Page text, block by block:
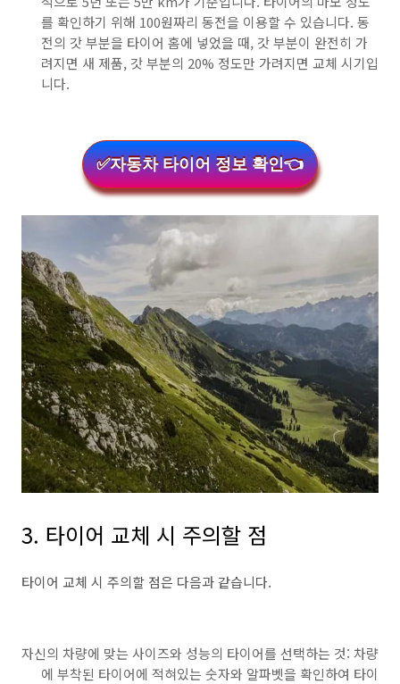
를 확인하기 위해 100원짜리 동전을 이용할 수 있습니다. 동
전의 갓 부분을 타이어 홈에 넣었을 때, 갓 부분이 완전히 가
려지면 새 제품, 갓 부분의 20% 정도만 가려지면 교체 시기입
니다.
✅자동차 타이어 정보 확인👈
3. 타이어 교체 시 주의할 점
타이어 교체 시 주의할 점은 다음과 같습니다.
자신의 차량에 맞는 사이즈와 성능의 타이어를 선택하는 것: 차량
에 부착된 타이어에 적혀있는 숫자와 알파벳을 확인하여 타이